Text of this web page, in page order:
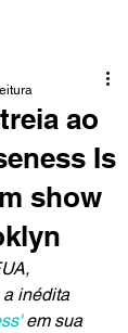
ao
Is
show
inédita
em sua